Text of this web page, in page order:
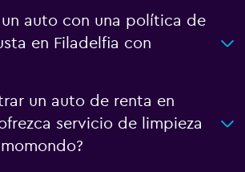
un auto con una política de
en Filadelfia con
un auto de renta en
servicio de limpieza